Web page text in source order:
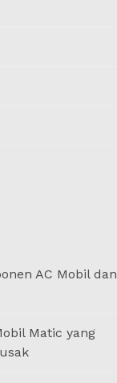
AC Mobil dan
Matic yang